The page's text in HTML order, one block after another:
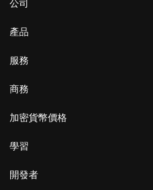
公司
產品
服務
商務
加密貨幣價格
學習
開發者